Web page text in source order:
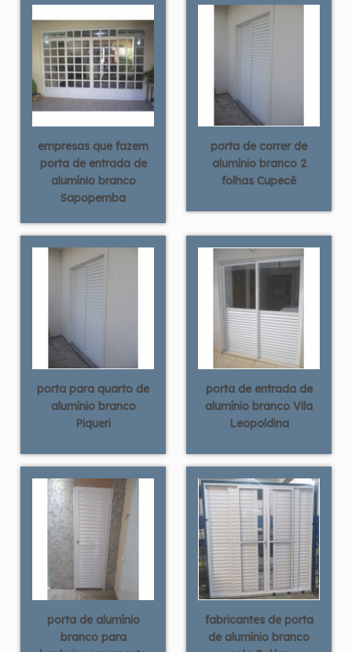
empresas que fazem
porta de entrada de
alumínio branco
Sapopemba
porta de correr de
alumínio branco 2
folhas Cupecê
porta para quarto de
alumínio branco
Piqueri
porta de entrada de
alumínio branco Vila
Leopoldina
porta de alumínio
branco para
fabricantes de porta
de alumínio branco